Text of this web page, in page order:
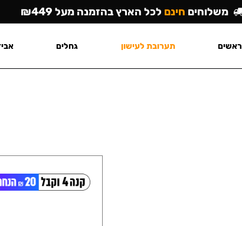
משלוחים חינם לכל הארץ בהזמנה מעל ₪449
ראשים תערובת לעישון גחלים